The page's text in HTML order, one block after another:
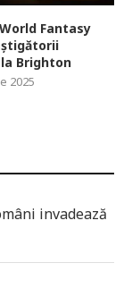
Fantasy
Brighton
2025
invadează